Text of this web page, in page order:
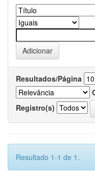
Resultados/Página
Registro(s)
Resultado 1-1 de 1.